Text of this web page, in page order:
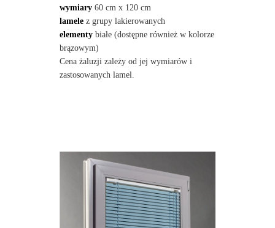
wymiary60 cm x 120 cm
lamelez grupy lakierowanych
elementybiałe (dostępne również w kolorze
brązowym)
Cena żaluzji zależy od jej wymiarów i
zastosowanych lamel.